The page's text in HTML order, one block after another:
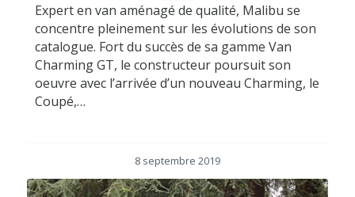
Expert en van aménagé de qualité, Malibu se
concentre pleinement sur les évolutions de son
catalogue. Fort du succès de sa gamme Van
Charming GT, le constructeur poursuit son
oeuvre avec l’arrivée d’un nouveau Charming, le
Coupé,…
8 septembre 2019